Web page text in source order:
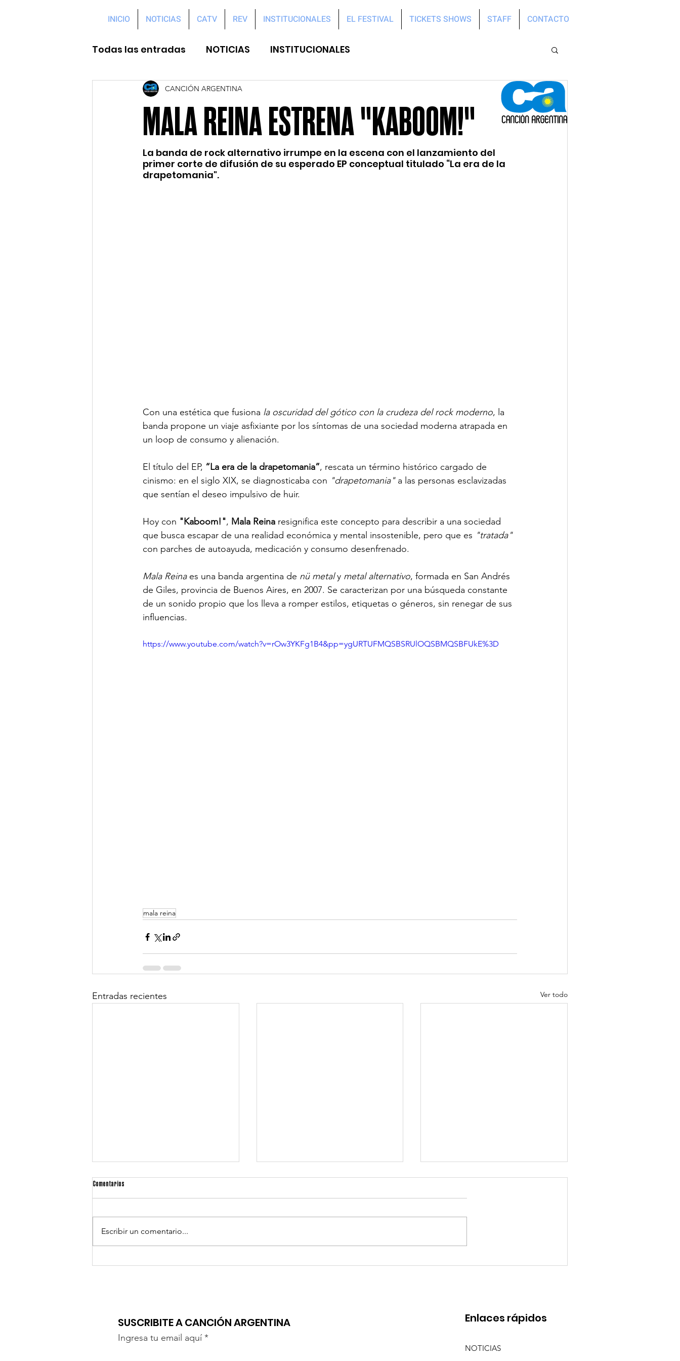
INICIO NOTICIAS CATV REV INSTITUCIONALES EL FESTIVAL TICKETS SHOWS STAFF CONTACTO
Todas las entradas NOTICIAS INSTITUCIONALES
MALA REINA ESTRENA "KABOOM!"
CANCIÓN ARGENTINA
La banda de rock alternativo irrumpe en la escena con el lanzamiento del
primer corte de difusión de su esperado EP conceptual titulado “La era de la
drapetomania".
Con una estética que fusiona la oscuridad del gótico con la crudeza del rock moderno, la
banda propone un viaje asfixiante por los síntomas de una sociedad moderna atrapada en
un loop de consumo y alienación.
El título del EP, “La era de la drapetomania”, rescata un término histórico cargado de
cinismo: en el siglo XIX, se diagnosticaba con "drapetomania" a las personas esclavizadas
que sentían el deseo impulsivo de huir.
Hoy con "Kaboom!", Mala Reina resignifica este concepto para describir a una sociedad
que busca escapar de una realidad económica y mental insostenible, pero que es "tratada"
con parches de autoayuda, medicación y consumo desenfrenado.
Mala Reina es una banda argentina de nü metal y metal alternativo, formada en San Andrés
de Giles, provincia de Buenos Aires, en 2007. Se caracterizan por una búsqueda constante
de un sonido propio que los lleva a romper estilos, etiquetas o géneros, sin renegar de sus
influencias.
https://www.youtube.com/watch?v=rOw3YKFg1B4&pp=ygURTUFMQSBSRUlOQSBMQSBFUkE%3D
mala reina
Entradas recientes Ver todo
Comentarios
Escribir un comentario...
SUSCRIBITE A CANCIÓN ARGENTINA
Ingresa tu email aquí
Enlaces rápidos
NOTICIAS